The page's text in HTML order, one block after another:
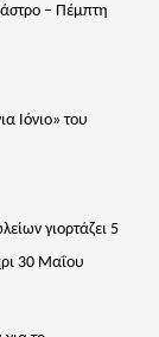
– Πέμπτη
Ιόνιο» του
γιορτάζει 5
30 Μαΐου